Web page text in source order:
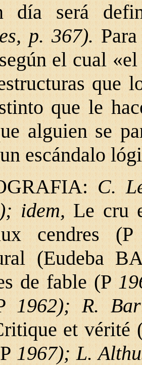
día será
p. 367).
el cual
que
que le
alguien se
escándalo
C.
idem,Le cru
cendres
(Eudeba
de fable (P
1962); R.
et vérité
1967); L.